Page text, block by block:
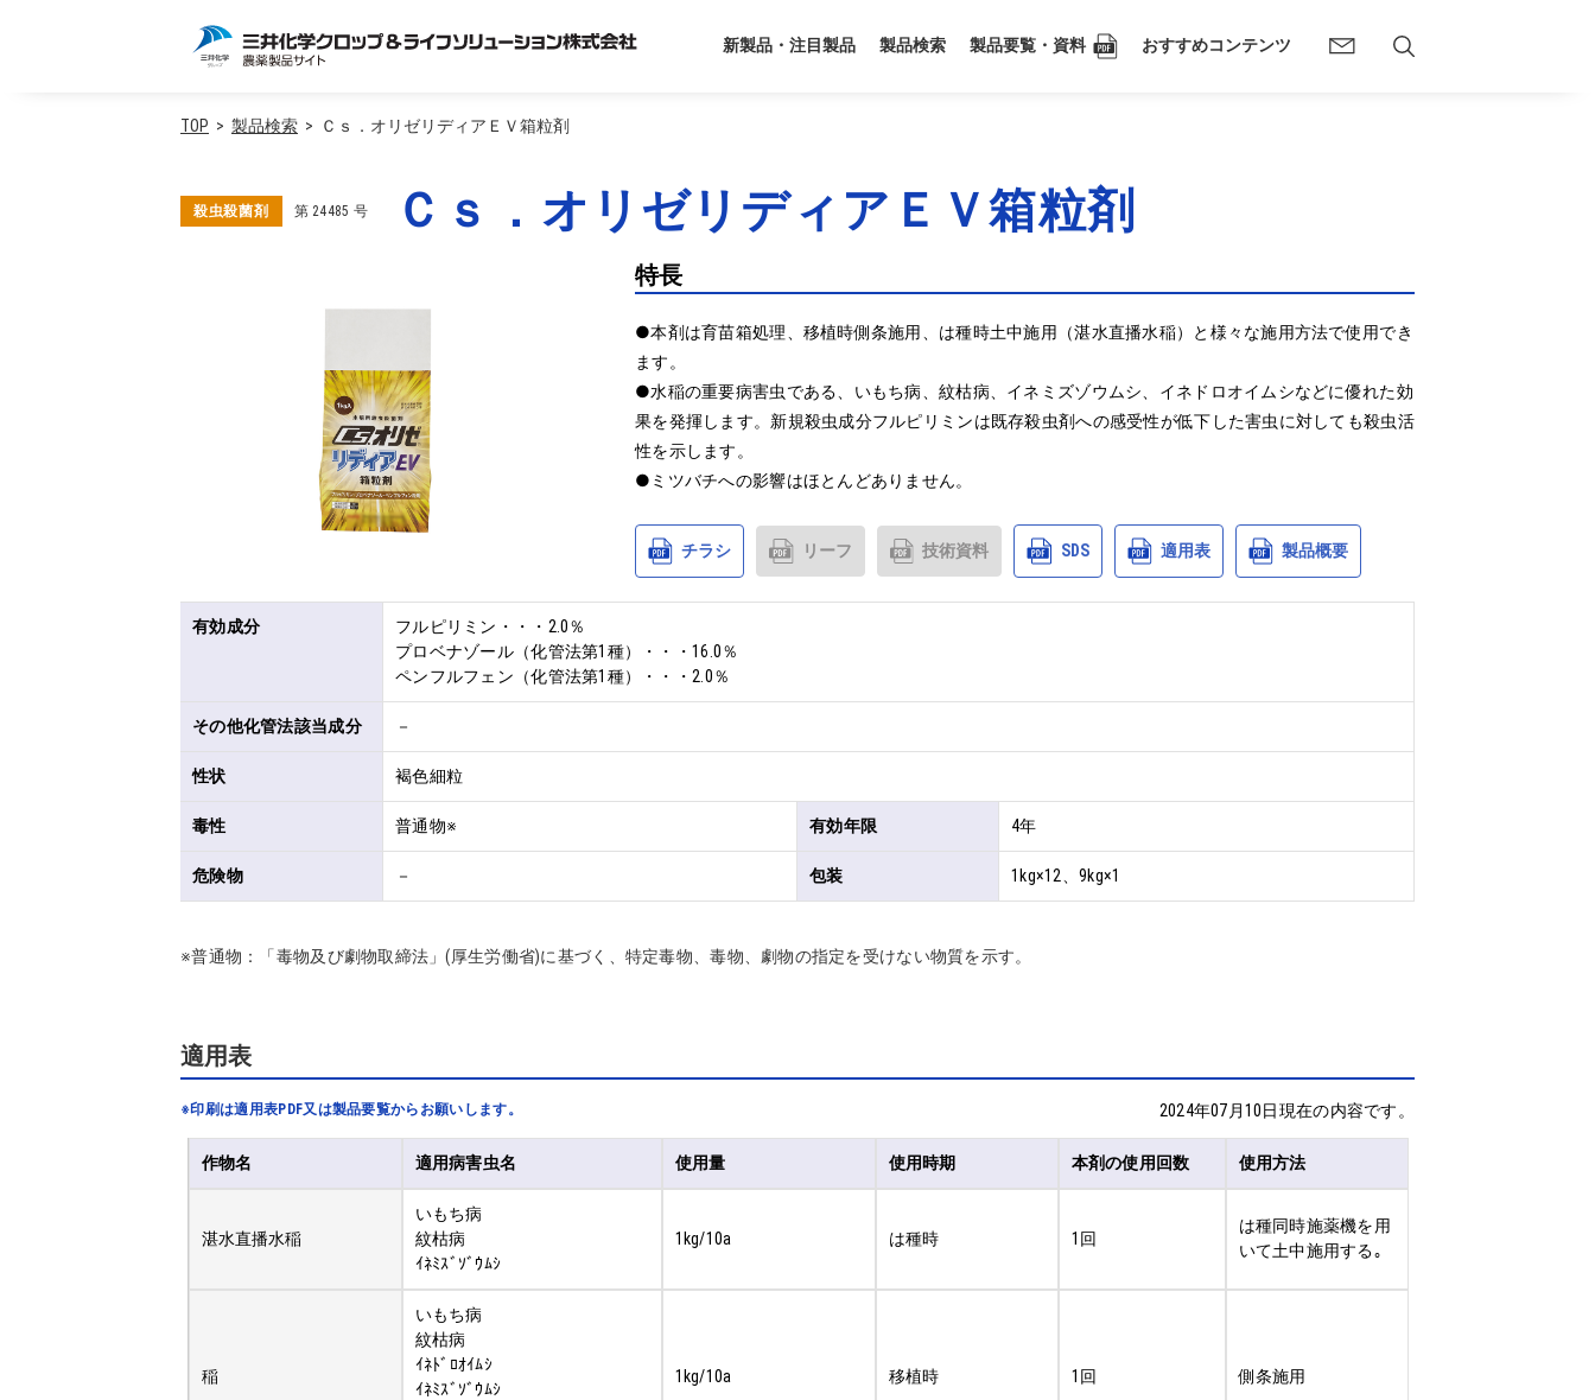
新製品・注目製品 製品検索 製品要覧・資料 おすすめコンテンツ
TOP 製品検索 Ｃｓ．オリゼリディアＥＶ箱粒剤
殺虫殺菌剤 第 24485 号 Ｃｓ．オリゼリディアＥＶ箱粒剤
特長
●本剤は育苗箱処理、移植時側条施用、は種時土中施用（湛水直播水稲）と様々な施用方法で使用でき
ます。
●水稲の重要病害虫である、いもち病、紋枯病、イネミズゾウムシ、イネドロオイムシなどに優れた効
果を発揮します。新規殺虫成分フルピリミンは既存殺虫剤への感受性が低下した害虫に対しても殺虫活
性を示します。
●ミツバチへの影響はほとんどありません。
チラシ リーフ 技術資料 SDS 適用表 製品概要
有効成分
フルピリミン・・・2.0％
プロベナゾール（化管法第1種）・・・16.0％
ペンフルフェン（化管法第1種）・・・2.0％
その他化管法該当成分 －
性状 褐色細粒
毒性 普通物※ 有効年限 4年
危険物 － 包装 1kg×12、9kg×1
※普通物：「毒物及び劇物取締法」(厚生労働省)に基づく、特定毒物、毒物、劇物の指定を受けない物質を示す。
適用表
※印刷は適用表PDF又は製品要覧からお願いします。 2024年07月10日現在の内容です。
作物名 適用病害虫名 使用量 使用時期 本剤の使用回数 使用方法
湛水直播水稲
いもち病
紋枯病
ｲﾈﾐｽﾞｿﾞｳﾑｼ
1kg/10a は種時 1回
は種同時施薬機を用
いて土中施用する｡
稲
いもち病
紋枯病
ｲﾈﾄﾞﾛｵｲﾑｼ
ｲﾈﾐｽﾞｿﾞｳﾑｼ
1kg/10a 移植時 1回 側条施用